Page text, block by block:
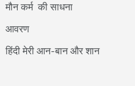
मौन कर्म की साधना
आवरण
हिंदी मेरी आन-बान और शान